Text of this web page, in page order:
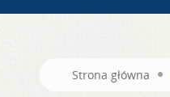
Strona główna